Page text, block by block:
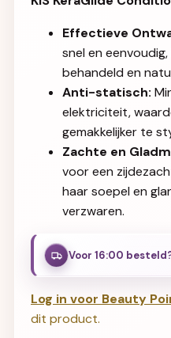
Effectieve
snel en
behandeld en
Anti-statisch:
elektriciteit,
gemakkelijker te
Zachte en
voor een
haar soepel en
verzwaren.
Voor 16:00
Log in voor Beauty
dit product.